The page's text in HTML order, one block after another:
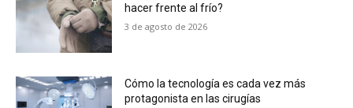
hacer frente al frío?
3 de agosto de 2026
Cómo la tecnología es cada vez más
protagonista en las cirugías